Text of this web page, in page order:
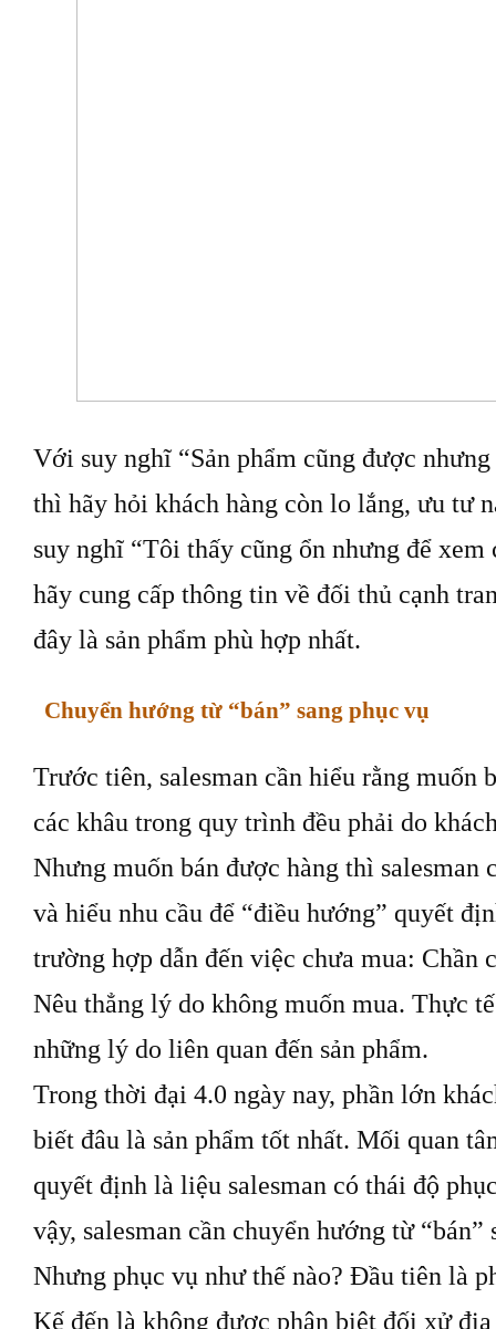
Với suy nghĩ “Sản phẩm cũng được
thì hãy hỏi khách hàng còn lo lắng, ưu tư
suy nghĩ “Tôi thấy cũng ổn nhưng để xem
hãy cung cấp thông tin về đối thủ cạnh
đây là sản phẩm phù hợp nhất.
Chuyển hướng từ “bán” sang phục vụ
Trước tiên, salesman cần hiểu rằng muốn
các khâu trong quy trình đều phải do
Nhưng muốn bán được hàng thì salesman
và hiểu nhu cầu để “điều hướng” quyết
trường hợp dẫn đến việc chưa mua: Chần
Nêu thẳng lý do không muốn mua. Thực
những lý do liên quan đến sản phẩm.
Trong thời đại 4.0 ngày nay, phần lớn
biết đâu là sản phẩm tốt nhất. Mối quan
quyết định là liệu salesman có thái độ
vậy, salesman cần chuyển hướng từ
Nhưng phục vụ như thế nào? Đầu tiên là
Kế đến là không được phân biệt đối xử